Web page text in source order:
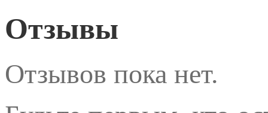
Отзывы
Отзывов пока нет.